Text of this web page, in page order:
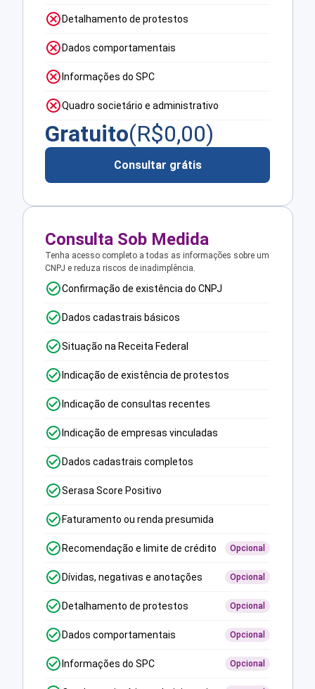
Detalhamento de protestos
Dados comportamentais
Informações do SPC
Quadro societário e administrativo
Gratuito(R$0,00)
Consultar grátis
Consulta Sob Medida
Tenha acesso completo a todas as informações sobre um
CNPJ e reduza riscos de inadimplência.
Confirmação de existência do CNPJ
Dados cadastrais básicos
Situação na Receita Federal
Indicação de existência de protestos
Indicação de consultas recentes
Indicação de empresas vinculadas
Dados cadastrais completos
Serasa Score Positivo
Faturamento ou renda presumida
Recomendação e limite de crédito Opcional
Dívidas, negativas e anotações Opcional
Detalhamento de protestos Opcional
Dados comportamentais Opcional
Informações do SPC Opcional